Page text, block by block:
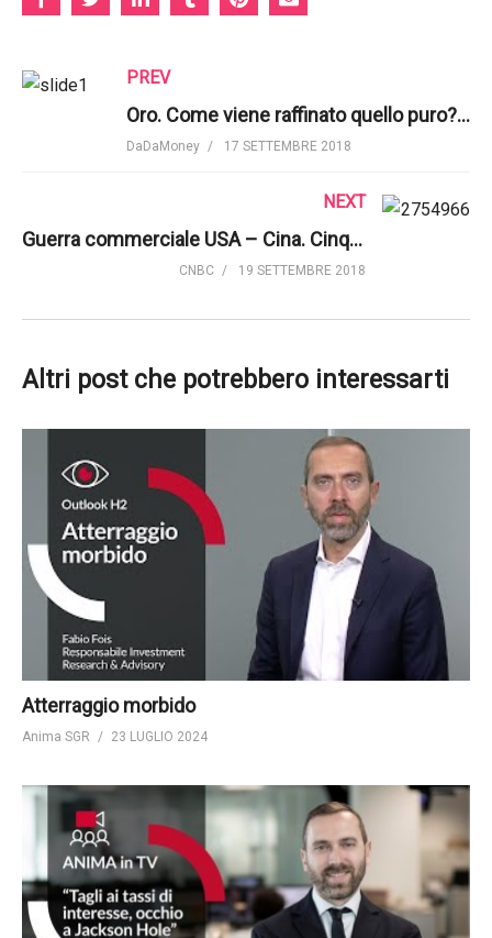
PREV
Oro. Come viene raffinato quello puro? | Business Insider
DaDaMoney 17 SETTEMBRE 2018
NEXT
Guerra commerciale USA – Cina. Cinque esperti parlano dei dazi | CNBC
CNBC 19 SETTEMBRE 2018
Altri post che potrebbero interessarti
Atterraggio morbido
Anima SGR 23 LUGLIO 2024